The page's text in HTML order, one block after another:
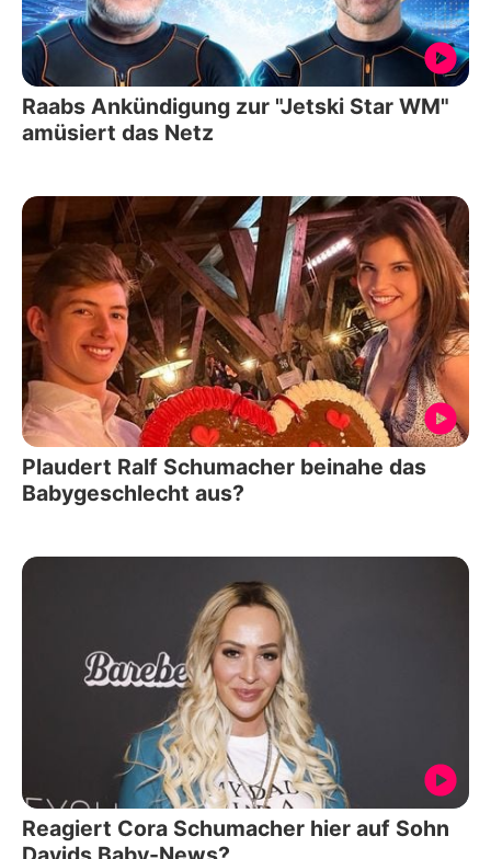
Raabs Ankündigung zur "Jetski Star WM"
amüsiert das Netz
Plaudert Ralf Schumacher beinahe das
Babygeschlecht aus?
Reagiert Cora Schumacher hier auf Sohn